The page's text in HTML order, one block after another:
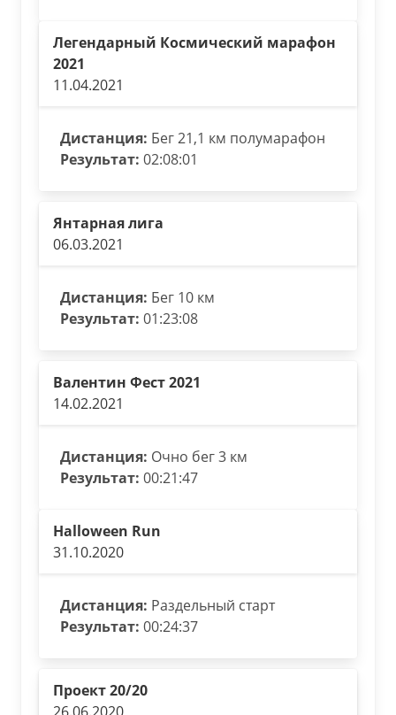
Легендарный Космический марафон
2021
11.04.2021
Дистанция: Бег 21,1 км полумарафон
Результат: 02:08:01
Янтарная лига
06.03.2021
Дистанция: Бег 10 км
Результат: 01:23:08
Валентин Фест 2021
14.02.2021
Дистанция: Очно бег 3 км
Результат: 00:21:47
Halloween Run
31.10.2020
Дистанция: Раздельный старт
Результат: 00:24:37
Проект 20/20